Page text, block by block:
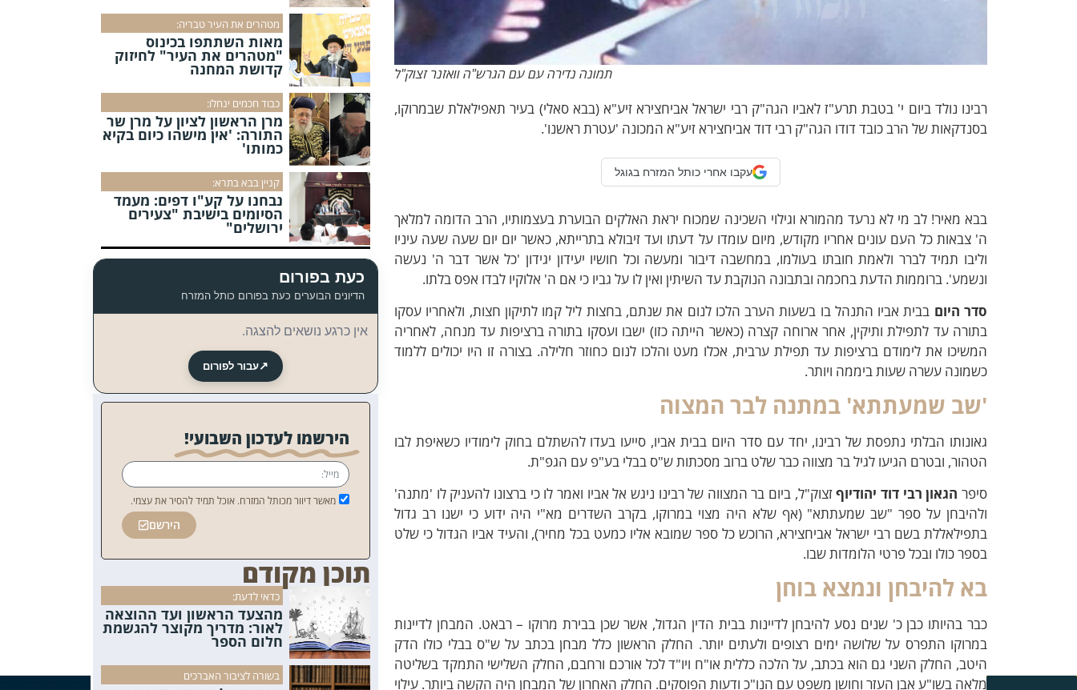
תמונה נדירה עם עם הגרש"ה וואזנר זצוק"ל
רבינו נולד ביום י' בטבת תרע"ז לאביו הגה"קרבי ישראל אביחצירא זיע"א (בבא סאלי) בעיר תאפילאלת שבמרוקו,
בסנדקאות של הרב כובד דודו הגה"ק רבי דוד אביחצירא זיע"א המכונה 'עטרת ראשנו'.
עקבו אחרי כותל המזרח בגוגל
בבא מאיר! לב מי לא נרעד מהמורא וגילוי השכינה שמכוח יראת האלקים הבוערת בעצמותיו, הרב הדומה למלאך
ה' צבאות כל העם עונים אחריו מקודש, מיום עומדו על דעתו ועד זיבולא בתרייתא, כאשר יום יום שעה שעה עיניו
וליבו תמיד לברר ולאמת חובתו בעולמו, במחשבה דיבור ומעשה וכל חושיו יעידון יגידון 'כל אשר דבר ה' נעשה
ונשמע'. ברוממות הדעת בחכמה ובתבונה הנוקבת עד השיתין ואין לו על גביו כי אם ה' אלוקיו לבדו אפס בלתו.
סדר היום בבית אביו התנהל בו בשעות הערב הלכו לנום את שנתם, בחצות ליל קמו לתיקון חצות, ולאחריו עסקו
בתורה עד לתפילת ותיקין, אחר ארוחה קצרה (כאשר הייתה כזו) ישבו ועסקו בתורה ברציפות עד מנחה, לאחריה
המשיכו את לימודם ברציפות עד תפילת ערבית, אכלו מעט והלכו לנום כחוזר חלילה. בצורה זו היו יכולים ללמוד
כשמונה עשרה שעות ביממה ויותר.
'שב שמעתתא' במתנה לבר המצוה
גאונותו הבלתי נתפסת של רבינו, יחד עם סדר היום בבית אביו, סייעו בעדו להשתלם בחוק לימודיו כשאיפת לבו
הטהור, ובטרם הגיעו לגיל בר מצווה כבר שלט ברוב מסכתות ש"ס בבלי בע"פ עם הגפ"ת.
סיפר הגאון רבי דוד יהודיוףזצוק"ל, ביום בר המצווה של רבינו ניגש אל אביו ואמר לו כי ברצונו להעניק לו 'מתנה'
ולהיבחן על ספר "שב שמעתתא" (אף שלא היה מצוי במרוקו, בקרב השדרים מא"י היה ידוע כי ישנו רב גדול
בתפילאללת בשם רבי ישראל אביחצירא, הרוכש כל ספר שמובא אליו כמעט בכל מחיר), והעיד אביו הגדול כי שלט
בספר כולו ובכל פרטי הלומדות שבו.
בא להיבחן ונמצא בוחן
כבר בהיותו כבן כ' שנים נסע להיבחן לדיינות בבית הדין הגדול, אשר שכן בבירת מרוקו – רבאט. המבחן לדיינות
במרוקו התפרס על שלושה ימים רצופים ולעתים יותר. החלק הראשון כלל מבחן בכתב על ש"ס בבלי כולו הדק
היטב, החלק השני גם הוא בכתב, על הלכה כללית או"ח ויו"ד לכל אורכם ורחבם, החלק השלישי התמקד בשליטה
מלאה בשו"ע אבן העזר וחושן משפט עם הנו"כ ודעות הפוסקים. החלק האחרון של המבחן היה הקשה ביותר. עילוי
מטהרים את העיר טבריה:
מאות השתתפו בכינוס
"מטהרים את העיר" לחיזוק
קדושת המחנה
כבוד חכמים ינחלו:
מרן הראשון לציון על מרן שר
התורה: 'אין מישהו כיום בקיא
כמותו'
קניין בבא בתרא:
נבחנו על קע"ו דפים: מעמד
הסיומים בישיבת "צעירים
ירושלים"
כעת בפורום
הדיונים הבוערים כעת בפורום כותל המזרח
אין כרגע נושאים להצגה.
↗עבור לפורום
הירשמו לעדכון השבועי!
מאשר דיוור מכותל המזרח. אוכל תמיד להסיר את עצמי.
הירשם
תוכן מקודם
כדאי לדעת:
מהצעד הראשון ועד ההוצאה
לאור: מדריך מקוצר להגשמת
חלום הספר
בשורה לציבור האברכים